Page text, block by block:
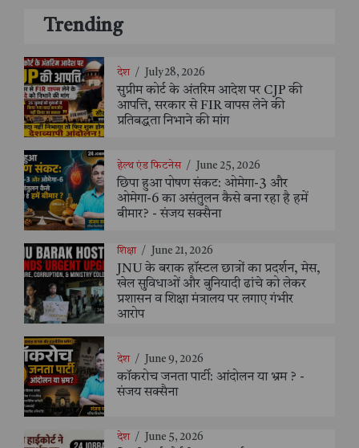
Trending
देश / July 28, 2026
सुप्रीम कोर्ट के अंतरिम आदेश पर CJP की
आपत्ति, सरकार से FIR वापस लेने की
प्रतिबद्धता निभाने की मांग
हेल्थ एंड फिटनेस / June 25, 2026
छिपा हुआ पोषण संकट: ओमेगा-3 और
ओमेगा-6 का असंतुलन कैसे बना रहा है हमें
बीमार? - संजय सक्सैना
शिक्षा / June 21, 2026
JNU के बराक हॉस्टल छात्रों का प्रदर्शन, मेस,
खेल सुविधाओं और बुनियादी ढांचे को लेकर
प्रशासन व शिक्षा मंत्रालय पर लगाए गंभीर
आरोप
देश / June 9, 2026
कॉकरोच जनता पार्टी: आंदोलन या भ्रम ? -
संजय सक्सैना
देश / June 5, 2026